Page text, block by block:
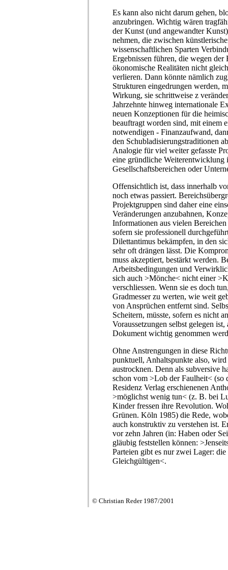
Es kann also nicht darum gehen,
anzubringen. Wichtig wären
der Kunst (und angewandter
nehmen, die zwischen
wissenschaftlichen Sparten
Ergebnissen führen, die wegen der
ökonomische Realitäten nicht
verlieren. Dann könnte nämlich
Strukturen eingedrungen werden,
Wirkung, sie schrittweise z
Jahrzehnte hinweg internationale
neuen Konzeptionen für die
beauftragt worden sind, mit einem
notwendigen - Finanzaufwand,
den Schubladisierungstraditionen
Analogie für viel weiter gefasste
eine gründliche Weiterentwicklung
Gesellschaftsbereichen oder
Offensichtlich ist, dass innerhalb
noch etwas passiert.
Projektgruppen sind daher eine
Veränderungen anzubahnen,
Informationen aus vielen
sofern sie professionell
Dilettantimus bekämpfen, in den
sehr oft drängen lässt. Die
muss akzeptiert, bestärkt werden.
Arbeitsbedingungen und
sich auch >Mönche< nicht einer
verschliessen. Wenn sie es doch
Gradmesser zu werten, wie weit
von Ansprüchen entfernt sind.
Scheitern, müsste, sofern es nicht
Voraussetzungen selbst gelegen
Dokument wichtig genommen
Ohne Anstrengungen in diese
punktuell, Anhaltspunkte also,
austrocknen. Denn als subversive
schon vom >Lob der Faulheit< (so
Residenz Verlag erschienenen
>möglichst wenig tun< (z. B. bei
Kinder fressen ihre Revolution.
Grünen. Köln 1985) die Rede,
auch konstruktiv zu verstehen ist.
vor zehn Jahren (in: Haben oder
gläubig feststellen können:
Parteien gibt es nur zwei Lager:
Gleichgültigen<.
© Christian Reder 1987/2001